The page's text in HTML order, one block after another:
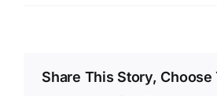
Share This Story, Choose